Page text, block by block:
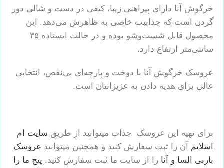
خرگوش آنا دارای پیراهنی زیبا، کیفی در دست و شالی دور
گردن است که جذابیت خاصی به ظاهرش می‌دهد. این
محصول قابل شست‌وشو بوده و در حالت ایستاده ۳۵
سانتی‌متر ارتفاع دارد.
عروسک خرگوش آنا با دوخت و پارچه‌ای بی‌نقص، انتخابی
عالی برای هدیه دادن به عزیزانتان است.
برای تهیه این عروسک جذاب میتوانید از طریق سایت ام
اسلایم آن را ثبت سفارش کنید و همچنین میتوانید عروسک
باربی السا و آنا را از سایت ما ثبت سفارش کنید. پیج ما را